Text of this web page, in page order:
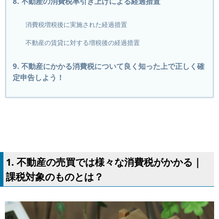
消費税増税後に実施された経過措置
不動産の賃貸に対する増税後の経過措置
9. 不動産にかかる消費税について良く知った上で正しく確
定申告しよう！
1. 不動産の売買では様々な消費税がかかる｜
課税対象のものとは？